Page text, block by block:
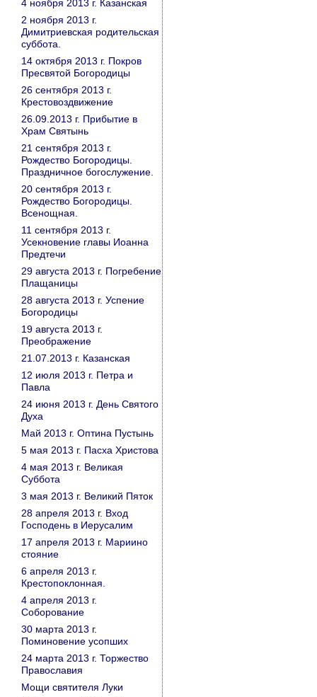
4 ноября 2013 г. Казанская
2 ноября 2013 г.
Димитриевская родительская
суббота.
14 октября 2013 г. Покров
Пресвятой Богородицы
26 сентября 2013 г.
Крестовоздвижение
26.09.2013 г. Прибытие в
Храм Святынь
21 сентября 2013 г.
Рождество Богородицы.
Праздничное богослужение.
20 сентября 2013 г.
Рождество Богородицы.
Всенощная.
11 сентября 2013 г.
Усекновение главы Иоанна
Предтечи
29 августа 2013 г. Погребение
Плащаницы
28 августа 2013 г. Успение
Богородицы
19 августа 2013 г.
Преображение
21.07.2013 г. Казанская
12 июля 2013 г. Петра и
Павла
24 июня 2013 г. День Святого
Духа
Май 2013 г. Оптина Пустынь
5 мая 2013 г. Пасха Христова
4 мая 2013 г. Великая
Суббота
3 мая 2013 г. Великий Пяток
28 апреля 2013 г. Вход
Господень в Иерусалим
17 апреля 2013 г. Мариино
стояние
6 апреля 2013 г.
Крестопоклонная.
4 апреля 2013 г.
Соборование
30 марта 2013 г.
Поминовение усопших
24 марта 2013 г. Торжество
Православия
Мощи святителя Луки